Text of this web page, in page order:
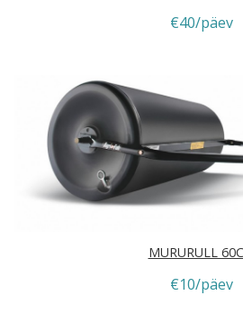
€40/päev
MURURULL
€10/päev